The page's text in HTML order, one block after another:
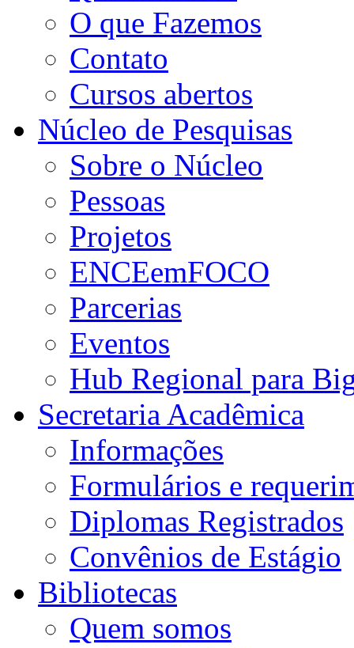
O que Fazemos
Contato
Cursos abertos
Núcleo de Pesquisas
Sobre o Núcleo
Pessoas
Projetos
ENCEemFOCO
Parcerias
Eventos
Hub Regional para
Secretaria Acadêmica
Informações
Formulários e
Diplomas Registrados
Convênios de Estágio
Bibliotecas
Quem somos